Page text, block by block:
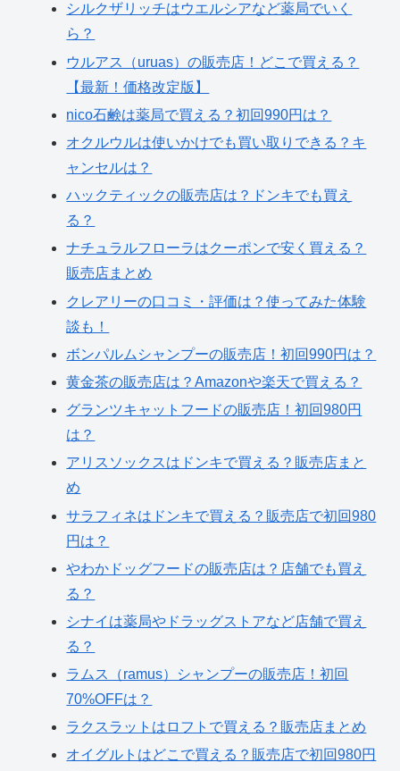
シルクザリッチはウエルシアなど薬局でいく
ら？
ウルアス（uruas）の販売店！どこで買える？
【最新！価格改定版】
nico石鹸は薬局で買える？初回990円は？
オクルウルは使いかけでも買い取りできる？キ
ャンセルは？
ハックティックの販売店は？ドンキでも買え
る？
ナチュラルフローラはクーポンで安く買える？
販売店まとめ
クレアリーの口コミ・評価は？使ってみた体験
談も！
ボンパルムシャンプーの販売店！初回990円は？
黄金茶の販売店は？Amazonや楽天で買える？
グランツキャットフードの販売店！初回980円
は？
アリスソックスはドンキで買える？販売店まと
め
サラフィネはドンキで買える？販売店で初回980
円は？
やわかドッグフードの販売店は？店舗でも買え
る？
シナイは薬局やドラッグストアなど店舗で買え
る？
ラムス（ramus）シャンプーの販売店！初回
70%OFFは？
ラクスラットはロフトで買える？販売店まとめ
オイグルトはどこで買える？販売店で初回980円